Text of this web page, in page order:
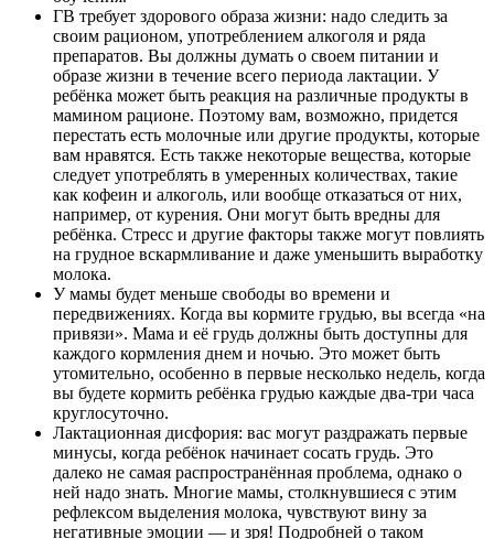
ГВ требует здорового образа жизни: надо следить за
своим рационом, употреблением алкоголя и ряда
препаратов. Вы должны думать о своем питании и
образе жизни в течение всего периода лактации. У
ребёнка может быть реакция на различные продукты в
мамином рационе. Поэтому вам, возможно, придется
перестать есть молочные или другие продукты, которые
вам нравятся. Есть также некоторые вещества, которые
следует употреблять в умеренных количествах, такие
как кофеин и алкоголь, или вообще отказаться от них,
например, от курения. Они могут быть вредны для
ребёнка. Стресс и другие факторы также могут повлиять
на грудное вскармливание и даже уменьшить выработку
молока.
У мамы будет меньше свободы во времени и
передвижениях. Когда вы кормите грудью, вы всегда «на
привязи». Мама и её грудь должны быть доступны для
каждого кормления днем ​​и ночью. Это может быть
утомительно, особенно в первые несколько недель, когда
вы будете кормить ребёнка грудью каждые два-три часа
круглосуточно.
Лактационная дисфория: вас могут раздражать первые
минусы, когда ребёнок начинает сосать грудь. Это
далеко не самая распространённая проблема, однако о
ней надо знать. Многие мамы, столкнувшиеся с этим
рефлексом выделения молока, чувствуют вину за
негативные эмоции — и зря! Подробней о таком